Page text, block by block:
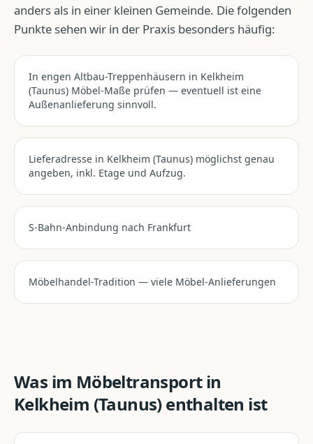
anders als in einer kleinen Gemeinde. Die folgenden
Punkte sehen wir in der Praxis besonders häufig:
In engen Altbau-Treppenhäusern in Kelkheim
(Taunus) Möbel-Maße prüfen — eventuell ist eine
Außenanlieferung sinnvoll.
Lieferadresse in Kelkheim (Taunus) möglichst genau
angeben, inkl. Etage und Aufzug.
S-Bahn-Anbindung nach Frankfurt
Möbelhandel-Tradition — viele Möbel-Anlieferungen
Was im Möbeltransportin
Kelkheim (Taunus)enthalten ist